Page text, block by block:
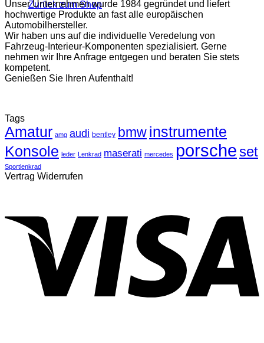
Zurück zum Shop
Unser Unternehmen wurde 1984 gegründet und liefert
hochwertige Produkte an fast alle europäischen
Automobilhersteller.
Wir haben uns auf die individuelle Veredelung von
Fahrzeug-Interieur-Komponenten spezialisiert. Gerne
nehmen wir Ihre Anfrage entgegen und beraten Sie stets
kompetent.
Genießen Sie Ihren Aufenthalt!
Tags
Amatur amg audi bentley bmwinstrumente
Konsole leder Lenkrad maserati mercedes porsche set
Sportlenkrad
Vertrag Widerrufen